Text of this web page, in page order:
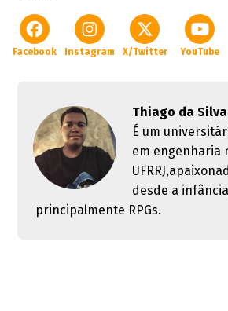
Facebook Instagram X/Twitter YouTube
Thiago da
É um
em engenharia
desde a
principalmente RPGs.